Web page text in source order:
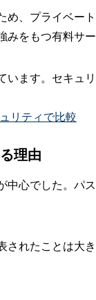
、プライベ
をもつ有料サ
ます。セキュ
リティで比較
理由
心でした。パ
されたことは